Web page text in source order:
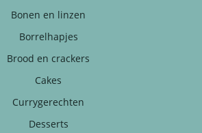
Bonen en linzen
Borrelhapjes
Brood en crackers
Cakes
Currygerechten
Desserts